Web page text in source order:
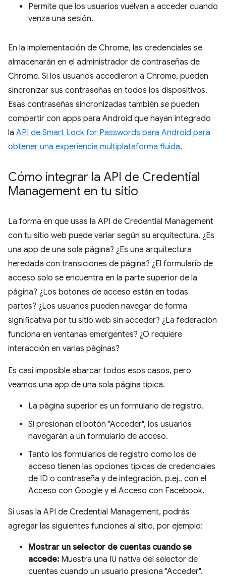
Permite que los usuarios vuelvan a acceder cuando
venza una sesión.
En la implementación de Chrome, las credenciales se
almacenarán en el administrador de contraseñas de
Chrome. Si los usuarios accedieron a Chrome, pueden
sincronizar sus contraseñas en todos los dispositivos.
Esas contraseñas sincronizadas también se pueden
compartir con apps para Android que hayan integrado
la API de Smart Lock for Passwords para Android para
obtener una experiencia multiplataforma fluida.
Cómo integrar la API de Credential
Management en tu sitio
La forma en que usas la API de Credential Management
con tu sitio web puede variar según su arquitectura. ¿Es
una app de una sola página? ¿Es una arquitectura
heredada con transiciones de página? ¿El formulario de
acceso solo se encuentra en la parte superior de la
página? ¿Los botones de acceso están en todas
partes? ¿Los usuarios pueden navegar de forma
significativa por tu sitio web sin acceder? ¿La federación
funciona en ventanas emergentes? ¿O requiere
interacción en varias páginas?
Es casi imposible abarcar todos esos casos, pero
veamos una app de una sola página típica.
La página superior es un formulario de registro.
Si presionan el botón "Acceder", los usuarios
navegarán a un formulario de acceso.
Tanto los formularios de registro como los de
acceso tienen las opciones típicas de credenciales
de ID o contraseña y de integración, p.ej., con el
Acceso con Google y el Acceso con Facebook.
Si usas la API de Credential Management, podrás
agregar las siguientes funciones al sitio, por ejemplo:
Mostrar un selector de cuentas cuando se
accede: Muestra una IU nativa del selector de
cuentas cuando un usuario presiona "Acceder".